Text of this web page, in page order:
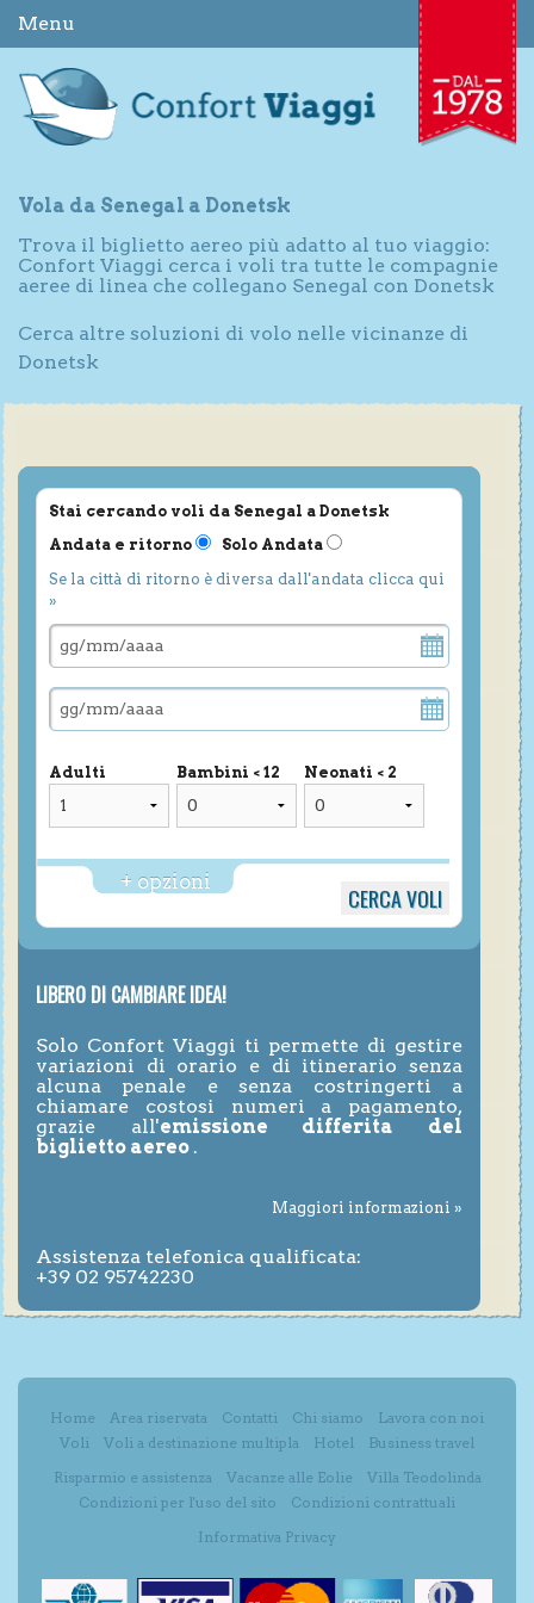
Menu
Vola da Senegal a Donetsk
Trova il biglietto aereo più adatto al tuo viaggio:
Confort Viaggi cerca i voli tra tutte le compagnie
aeree di linea che collegano Senegal con Donetsk
Cerca altre soluzioni di volo nelle vicinanze di
Donetsk
Stai cercando voli da Senegal a Donetsk
Andata e ritorno
Solo Andata
Se la città di ritorno è diversa dall'andata clicca qui
»
Adulti Bambini < 12 Neonati < 2
+ opzioni
LIBERO DI CAMBIARE IDEA!
Solo Confort Viaggi ti permette di gestire
variazioni di orario e di itinerario senza
alcuna penale e senza costringerti a
chiamare costosi numeri a pagamento,
grazie all'emissione differita del
biglietto aereo .
Maggiori informazioni »
Assistenza telefonica qualificata:
+39 02 95742230
Home Area riservata Contatti Chi siamo
Lavora con noi
Voli
Voli a destinazione multipla Hotel
Business travel
Risparmio e assistenza
Vacanze alle Eolie
Villa Teodolinda
Condizioni per l'uso del sito
Condizioni contrattuali
Informativa Privacy